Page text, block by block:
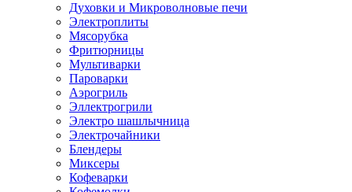
Духовки и Микроволновые печи
Электроплиты
Мясорубка
Фритюрницы
Мультиварки
Пароварки
Аэрогриль
Эллектрогрили
Электро шашлычница
Электрочайники
Блендеры
Миксеры
Кофеварки